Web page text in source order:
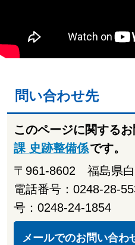
問い合わせ先
このページに関する
課 史跡整備係です。
〒961-8602 福島県
電話番号：0248-28-
号：0248-24-1854
メールでのお問い合わ